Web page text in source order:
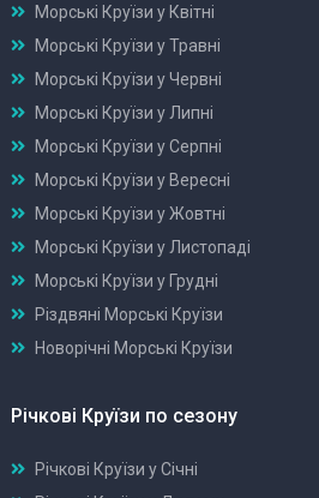
Морські Круїзи у Квітні
Морські Круїзи у Травні
Морські Круїзи у Червні
Морські Круїзи у Липні
Морські Круїзи у Серпні
Морські Круїзи у Вересні
Морські Круїзи у Жовтні
Морські Круїзи у Листопаді
Морські Круїзи у Грудні
Різдвяні Морські Круїзи
Новорічні Морські Круїзи
Річкові Круїзи по сезону
Річкові Круїзи у Січні